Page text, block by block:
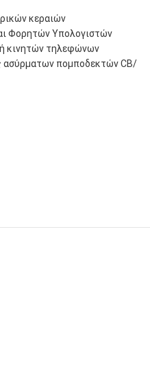
κεραιών
Φορητών Υπολογιστών
κινητών τηλεφώνων
ασύρματων πομποδεκτών CB/